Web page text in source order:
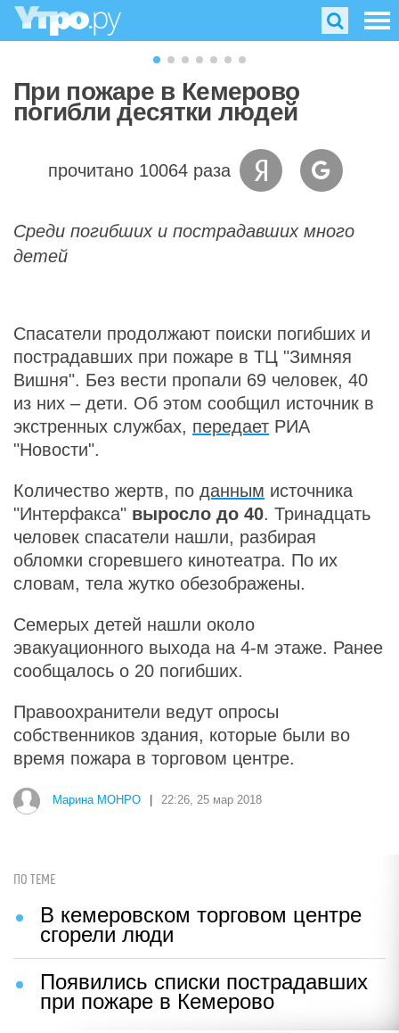
При пожаре в Кемерово
погибли десятки людей
прочитано 10064 раза
Среди погибших и пострадавших много
детей
Спасатели продолжают поиски погибших и
пострадавших при пожаре в ТЦ "Зимняя
Вишня". Без вести пропали 69 человек, 40
из них – дети. Об этом сообщил источник в
экстренных службах, передает РИА
"Новости".
Количество жертв, по данным источника
"Интерфакса" выросло до 40. Тринадцать
человек спасатели нашли, разбирая
обломки сгоревшего кинотеатра. По их
словам, тела жутко обезображены.
Семерых детей нашли около
эвакуационного выхода на 4-м этаже. Ранее
сообщалось о 20 погибших.
Правоохранители ведут опросы
собственников здания, которые были во
время пожара в торговом центре.
Марина МОНРО 22:26, 25 мар 2018
ПО ТЕМЕ
В кемеровском торговом центре
сгорели люди
Появились списки пострадавших
при пожаре в Кемерово